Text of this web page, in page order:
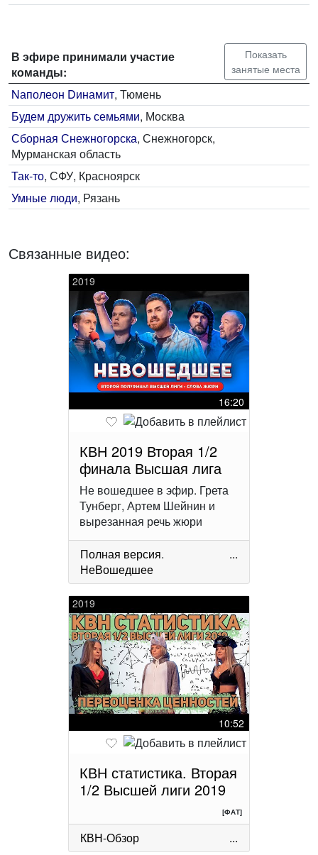
В эфире принимали участие
команды:
Показать
занятые места
Nаполеон Dинамит, Тюмень
Будем дружить семьями, Москва
Сборная Снежногорска, Снежногорск,
Мурманская область
Так-то, СФУ, Красноярск
Умные люди, Рязань
Связанные видео:
2019
16:20
КВН 2019 Вторая 1/2
финала Высшая лига
Не вошедшее в эфир. Грета
Тунберг, Артем Шейнин и
вырезанная речь жюри
Полная версия.
НеВошедшее
...
2019
10:52
КВН статистика. Вторая
1/2 Высшей лиги 2019
[ФАТ]
КВН-Обзор ...